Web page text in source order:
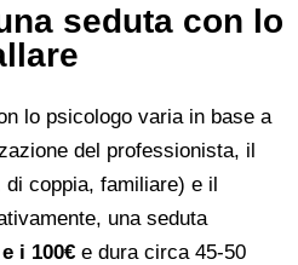
seduta con lo
lo psicologo varia in base a
del professionista, il
coppia, familiare) e il
una seduta
i 100€ e dura circa 45-50